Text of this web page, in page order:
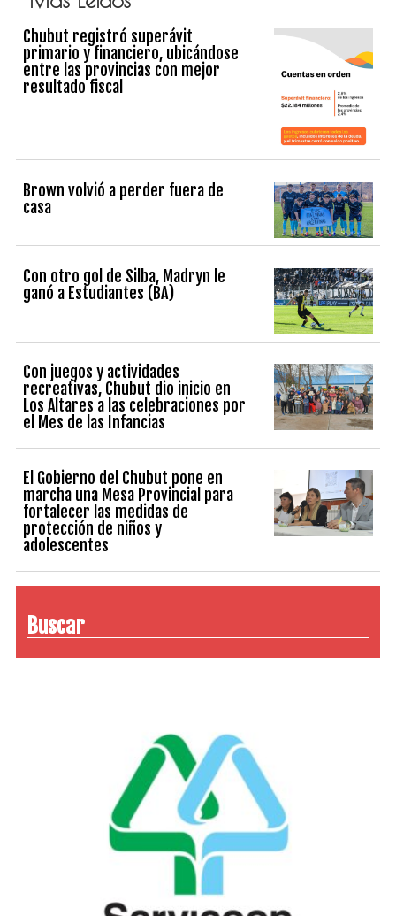
Chubut registró superávit
primario y financiero, ubicándose
entre las provincias con mejor
resultado fiscal
Brown volvió a perder fuera de
casa
Con otro gol de Silba, Madryn le
ganó a Estudiantes (BA)
Con juegos y actividades
recreativas, Chubut dio inicio en
Los Altares a las celebraciones por
el Mes de las Infancias
El Gobierno del Chubut pone en
marcha una Mesa Provincial para
fortalecer las medidas de
protección de niños y
adolescentes
Buscar